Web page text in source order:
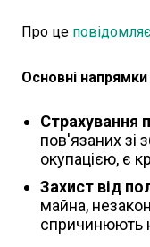
Про це
Основні
Страхування
пов'язаних зі
окупацією, є
Захист від
майна,
спричинюють